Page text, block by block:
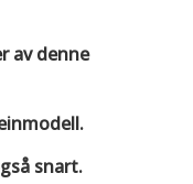
av denne
snart.